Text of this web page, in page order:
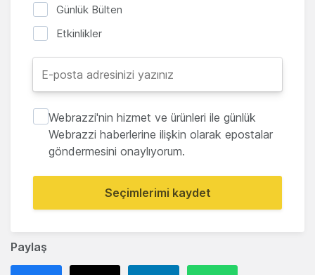
Paylaş
Günlük Bülten
Etkinlikler
Webrazzi'nin hizmet ve ürünleri ile günlük
Webrazzi haberlerine ilişkin olarak epostalar
göndermesini onaylıyorum.
Seçimlerimi kaydet